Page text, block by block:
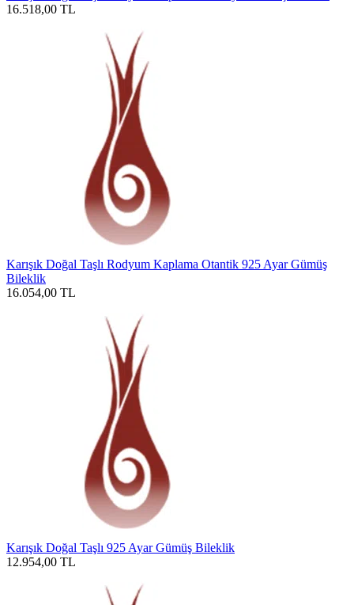
16.518,00 TL
Karışık Doğal Taşlı Rodyum Kaplama Otantik 925 Ayar Gümüş
Bileklik
16.054,00 TL
Karışık Doğal Taşlı 925 Ayar Gümüş Bileklik
12.954,00 TL